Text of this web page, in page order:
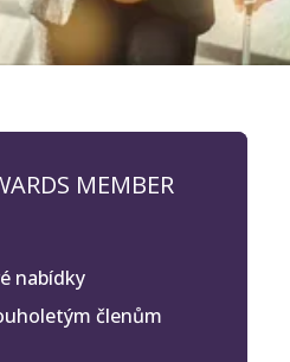
MEMBER
nabídky
členům